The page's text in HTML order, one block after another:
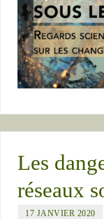
Les
réseaux
17 JANVIER 2020